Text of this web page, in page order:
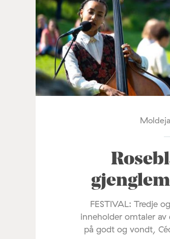
FESTIVAL: Tredje
inneholder omtaler av
på godt og vondt,